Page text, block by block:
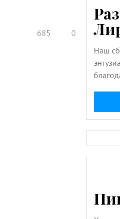
685 0
Наш